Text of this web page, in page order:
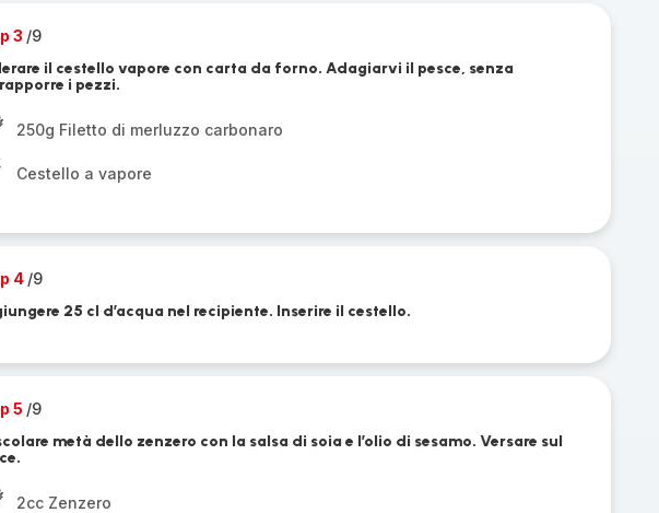
3 /9
il cestello vapore con carta da forno. Adagiarvi il pesce, senza
i pezzi.
250g Filetto di merluzzo carbonaro
Cestello a vapore
4 /9
25 cl d’acqua nel recipiente. Inserire il cestello.
5 /9
metà dello zenzero con la salsa di soia e l’olio di sesamo. Versare sul
2cc Zenzero